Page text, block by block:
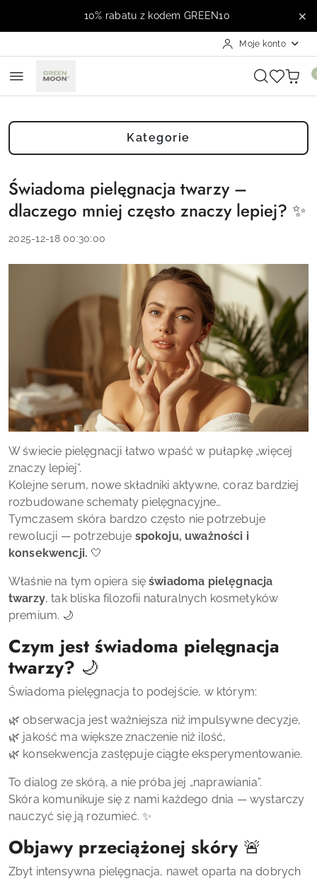
Przejdź do treści głównej
Przejdź do wyszukiwarki
Przejdź do moje konto
Przejdź do menu głównego
Przejdź do stopki10% rabatu z kodem GREEN10
Moje konto
Kategorie
Świadoma pielęgnacja twarzy –
dlaczego mniej często znaczy lepiej? ✨
2025-12-18 00:30:00
W świecie pielęgnacji łatwo wpaść w pułapkę „więcej
znaczy lepiej”.
Kolejne serum, nowe składniki aktywne, coraz bardziej
rozbudowane schematy pielęgnacyjne…
Tymczasem skóra bardzo często nie potrzebuje
rewolucji — potrzebuje spokoju, uważności i
konsekwencji. 🤍
Właśnie na tym opiera sięświadoma pielęgnacja
twarzy, tak bliska filozofii naturalnych kosmetyków
premium. 🌙
Czym jest świadoma pielęgnacja
twarzy? 🌙
Świadoma pielęgnacja to podejście, w którym:
🌿 obserwacja jest ważniejsza niż impulsywne decyzje,
🌿 jakość ma większe znaczenie niż ilość,
🌿 konsekwencja zastępuje ciągłe eksperymentowanie.
To dialog ze skórą, a nie próba jej „naprawiania”.
Skóra komunikuje się z nami każdego dnia — wystarczy
nauczyć się ją rozumieć. ✨
Objawy przeciążonej skóry🚨
Zbyt intensywna pielęgnacja, nawet oparta na dobrych